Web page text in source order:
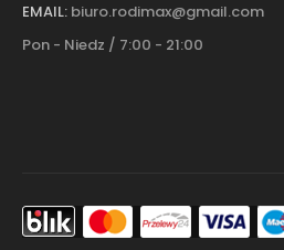
EMAIL: biuro.rodimax@gmail.com
Pon - Niedz / 7:00 - 21:00